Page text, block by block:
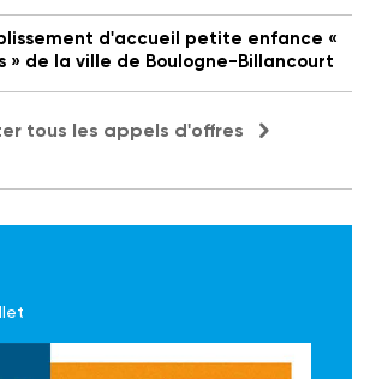
d'accueil petite enfance «
» de la ville de Boulogne-Billancourt
tous les appels d'offres